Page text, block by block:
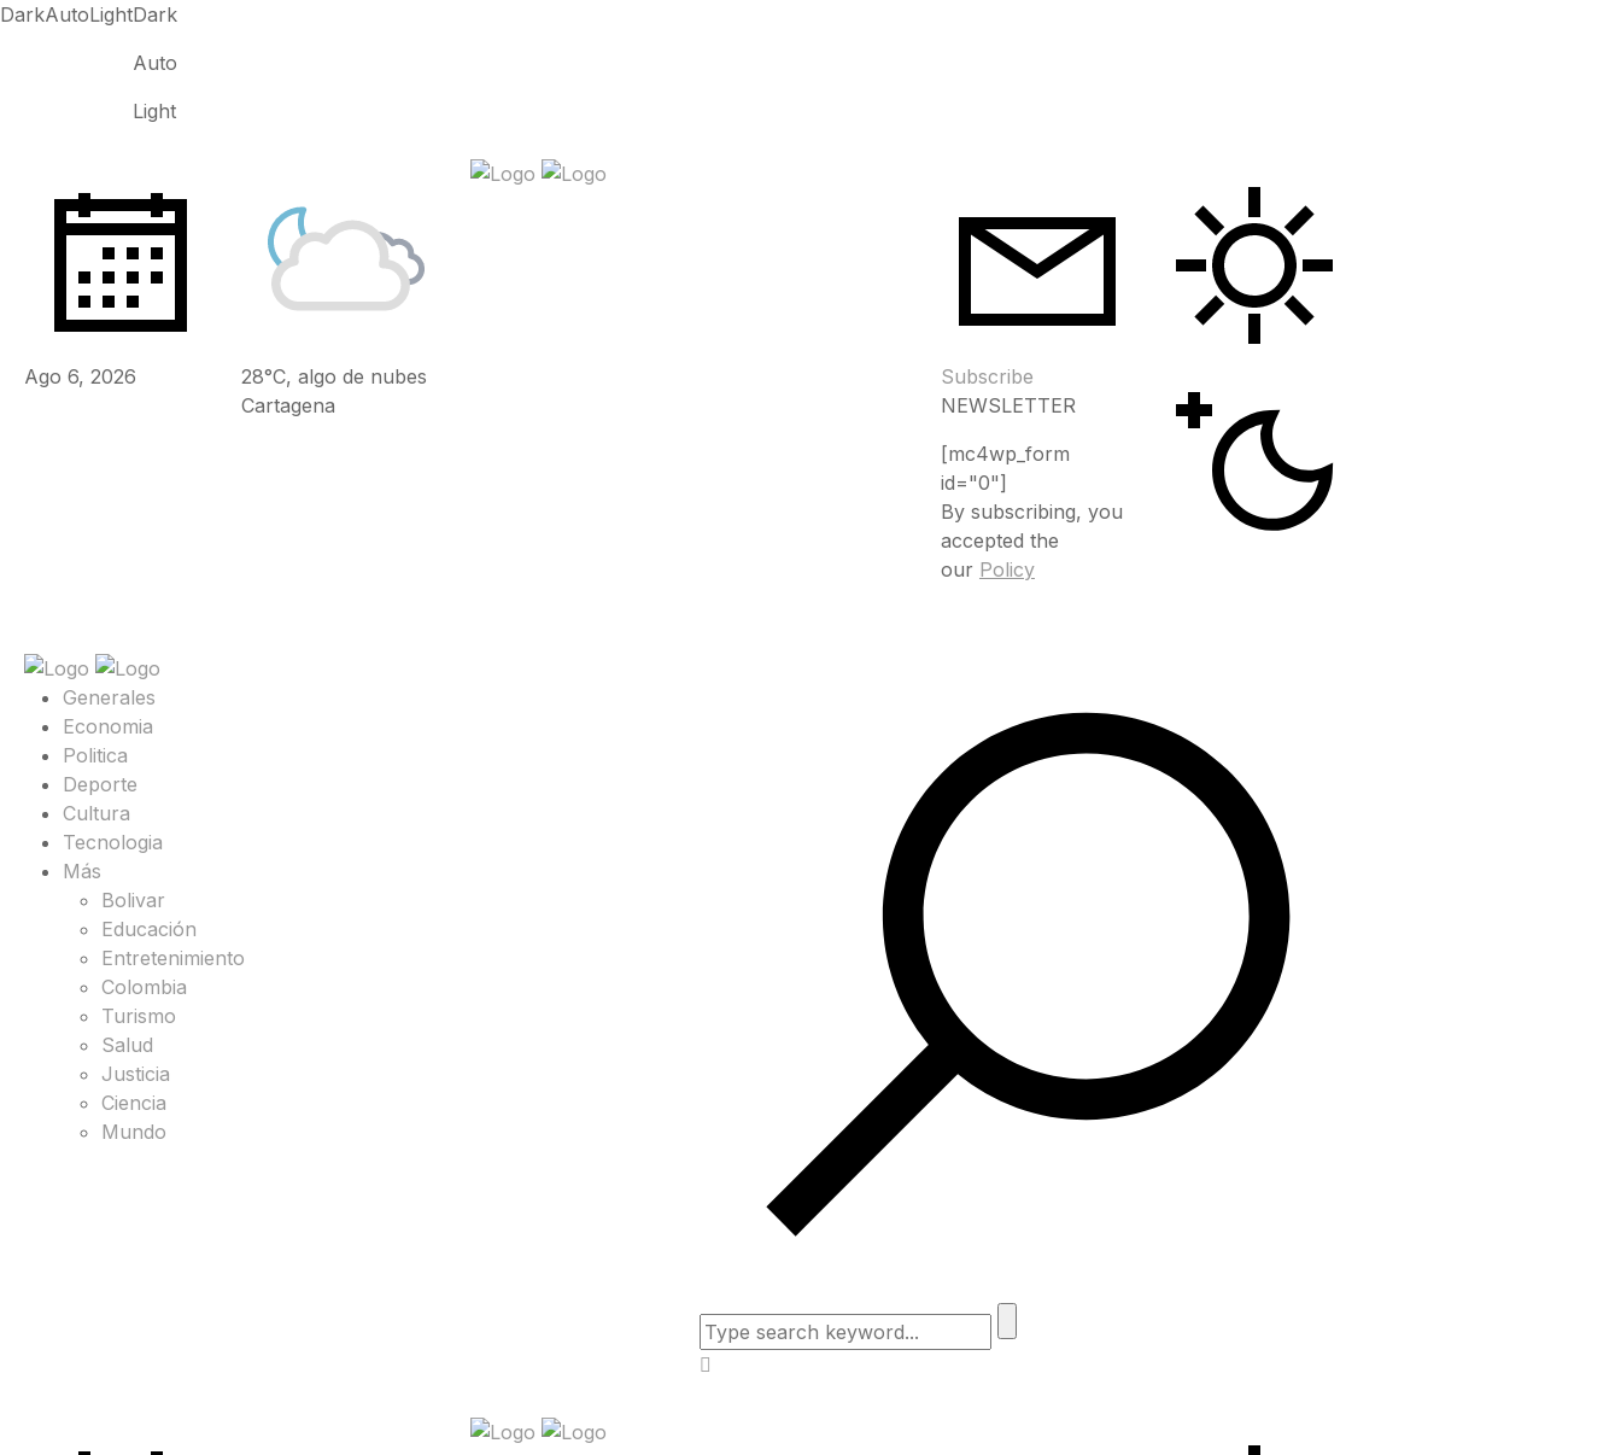
DarkAutoLightDark
Auto
Light
Ago 6, 2026
28°C, algo de nubes
Cartagena
Subscribe
NEWSLETTER
[mc4wp_form
id="0"]
By subscribing, you
accepted the
our Policy
Generales
Economia
Politica
Deporte
Cultura
Tecnologia
Más
Bolivar
Educación
Entretenimiento
Colombia
Turismo
Salud
Justicia
Ciencia
Mundo